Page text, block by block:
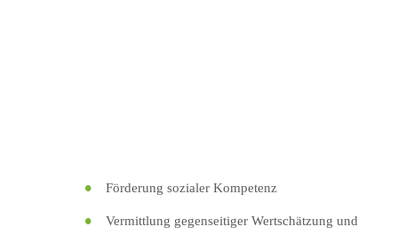
Förderung sozialer Kompetenz
Vermittlung gegenseitiger Wertschätzung und